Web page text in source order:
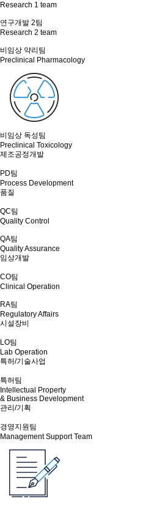
Research 1 team
연구개발 2팀
Research 2 team
비임상 약리팀
Preclinical Pharmacology
비임상 독성팀
Preclinical Toxicology
제조공정개발
PD팀
Process Development
품질
QC팀
Quality Control
QA팀
Quality Assurance
임상개발
CO팀
Clinical Operation
RA팀
Regulatory Affairs
시설장비
LO팀
Lab Operation
특허/기술사업
특허팀
Intellectual Property
& Business Development
관리/기획
경영지원팀
Management Support Team